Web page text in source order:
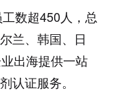
数超450人，总
兰、韩国、日
出海提供一站
认证服务。